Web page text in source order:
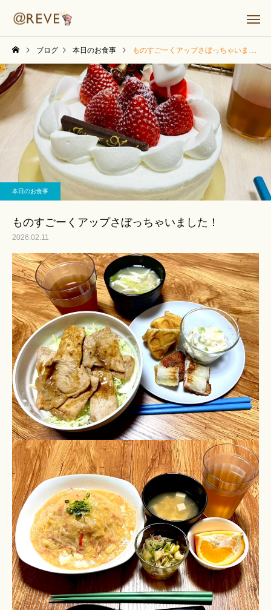
ブログ 本日のお食事 ものすごーくアップさぼっちゃいました！
本日のお食事
ものすごーくアップさぼっちゃいました！
2026.02.11